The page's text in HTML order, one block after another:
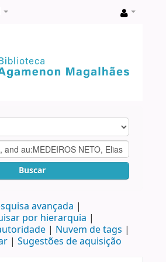
Buscar
avançada
por hierarquia
Nuvem de tags
Sugestões de aquisição